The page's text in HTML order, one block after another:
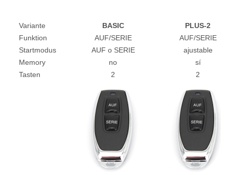
Variante BASIC
PLUS-2
Funktion
AUF/SERIE
AUF/SERIE
Startmodus
AUF o SERIE
ajustable
Memory
no
sí
Tasten
2 2